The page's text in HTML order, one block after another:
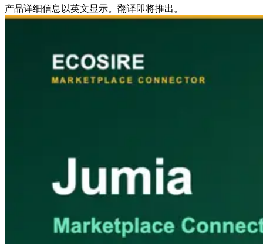
产品详细信息以英文显示。翻译即将推出。